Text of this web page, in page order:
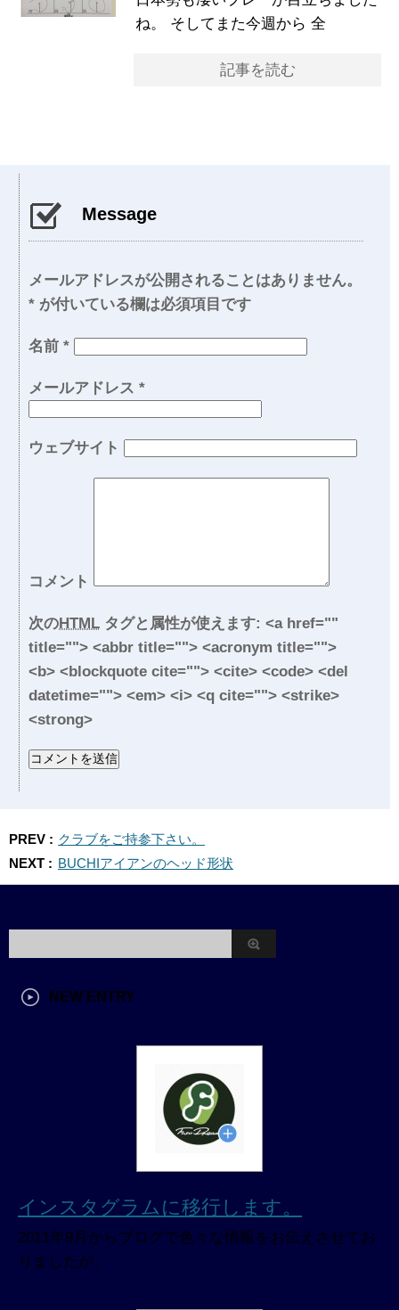
ね。 そしてまた今週から 全
記事を読む
Message
メールアドレスが公開されることはありません。
* が付いている欄は必須項目です
名前 *
メールアドレス *
ウェブサイト
コメント
次のHTML タグと属性が使えます: <a href=""
title=""> <abbr title=""> <acronym title="">
<b> <blockquote cite=""> <cite> <code> <del
datetime=""> <em> <i> <q cite=""> <strike>
<strong>
PREV : クラブをご持参下さい。
NEXT : BUCHIアイアンのヘッド形状
NEW ENTRY
インスタグラムに移行します。
2011年9月からブログで色々な情報をお伝えさせてお
りましたが、